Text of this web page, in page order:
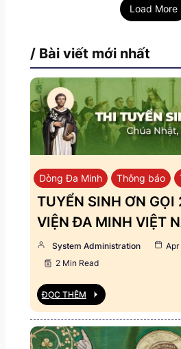
Load More
/ Bài viết mới nhất
Dòng Đa Minh Thông báo
TUYỂN SINH ƠN
VIỆN ĐA MINH VIỆT
System Administration
Apr
2 Min Read
ĐỌC THÊM